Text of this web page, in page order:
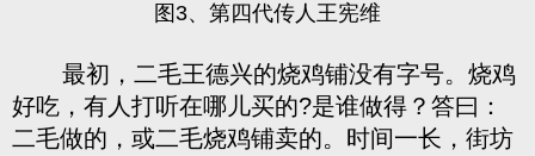
图3、第四代传人王宪维
最初，二毛王德兴的烧鸡铺没有字号。烧鸡
好吃，有人打听在哪儿买的?是谁做得？答曰：
二毛做的，或二毛烧鸡铺卖的。时间一长，街坊